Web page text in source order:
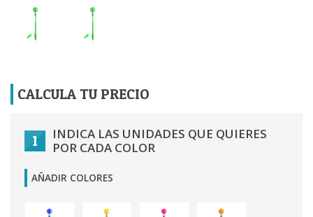
CALCULA TU PRECIO
1
INDICA LAS UNIDADES QUE QUIERES
POR CADA COLOR
AÑADIR COLORES